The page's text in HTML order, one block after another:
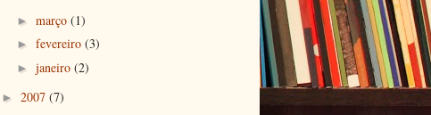
► março (1)
► fevereiro (3)
► janeiro (2)
► 2007 (7)